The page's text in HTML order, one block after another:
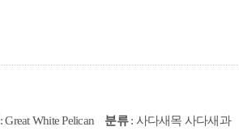
: Great White Pelican 분류: 사다새목 사다새과